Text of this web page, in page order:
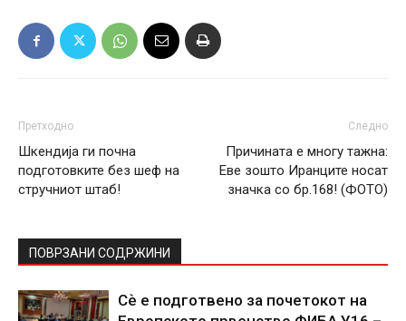
Претходно
Шкендија ги почна
подготовките без шеф на
стручниот штаб!
Следно
Причината е многу тажна:
Еве зошто Иранците носат
значка со бр.168! (ФОТО)
ПОВРЗАНИ СОДРЖИНИ
Сѐ е подготвено за почетокот на